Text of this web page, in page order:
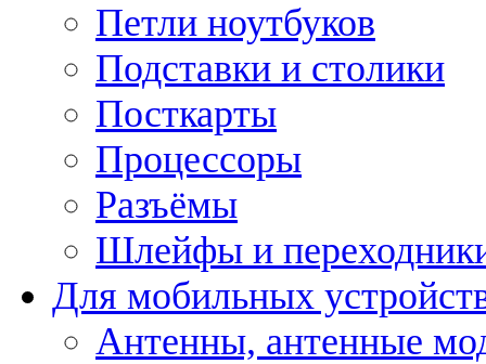
Петли ноутбуков
Подставки и столики
Посткарты
Процессоры
Разъёмы
Шлейфы и
Для мобильных
Антенны, антенные